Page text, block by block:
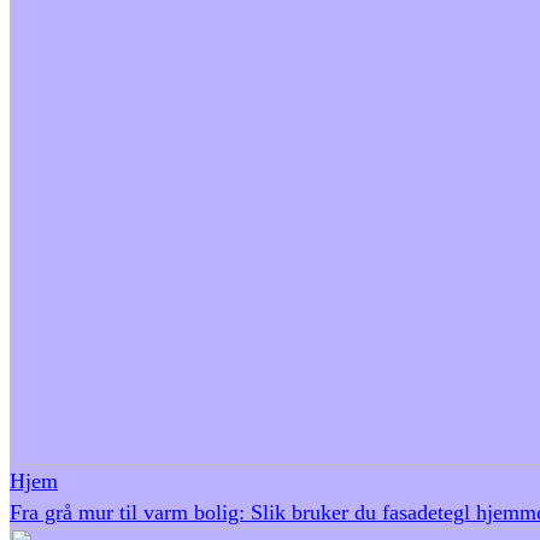
Hjem
Fra grå mur til varm bolig: Slik bruker du fasadetegl